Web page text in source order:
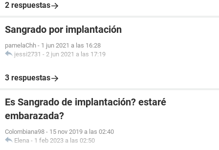
2 respuestas
Sangrado por implantación
pamelaChh - 1 jun 2021 a las 16:28
jessi2731 - 2 jun 2021 a las 17:19
3 respuestas
Es Sangrado de implantación? estaré
embarazada?
Colombiana98 - 15 nov 2019 a las 02:40
Elena - 1 feb 2023 a las 02:50